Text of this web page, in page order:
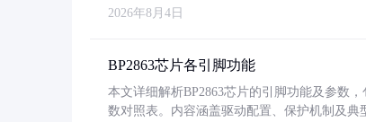
2026年8月4日
BP2863芯片各引脚功能
本文详细解析BP2863芯片的引脚功能及参数
数对照表。内容涵盖驱动配置、保护机制及